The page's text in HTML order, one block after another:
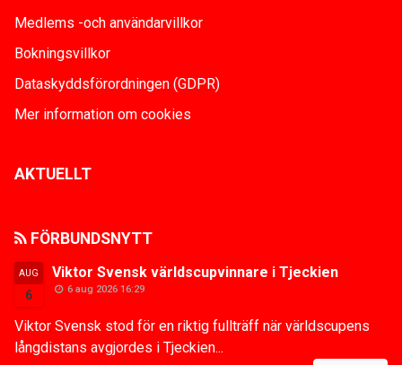
Medlems -och användarvillkor
Bokningsvillkor
Dataskyddsförordningen (GDPR)
Mer information om cookies
AKTUELLT
FÖRBUNDSNYTT
AUG
6
Viktor Svensk världscupvinnare i Tjeckien
6 aug 2026 16:29
Viktor Svensk stod för en riktig fullträff när världscupens
långdistans avgjordes i Tjeckien...